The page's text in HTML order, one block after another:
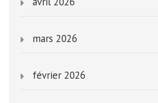
mars 2026
février 2026